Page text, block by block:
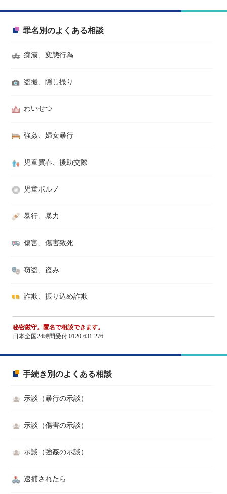
罪名別のよくある相談
痴漢、変態行為
盗撮、隠し撮り
わいせつ
強姦、婦女暴行
児童買春、援助交際
児童ポルノ
暴行、暴力
傷害、傷害致死
窃盗、盗み
詐欺、振り込め詐欺
秘密厳守。匿名で相談できます。
日本全国24時間受付 0120-631-276
手続き別のよくある相談
示談（暴行の示談）
示談（傷害の示談）
示談（強姦の示談）
逮捕されたら